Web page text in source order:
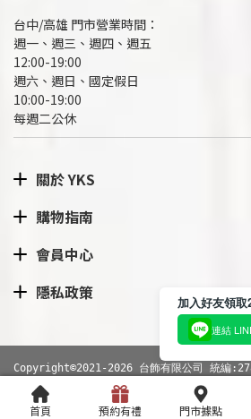
台中/高雄 門市營業時間：
週一、週三、週四、週五
12:00-19:00
週六、週日、國定假日
10:00-19:00
每週二公休
關於 YKS
購物指南
會員中心
隱私政策
Copyright©2021-2026 台飾有限公司 統
rved.
網站導覽| 隱私
RWD商城建置尚峪資訊
首頁 預約有禮 門市據點
加入好友領
連結